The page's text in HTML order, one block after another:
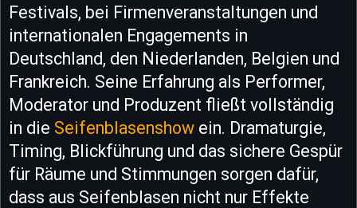
Festivals, bei Firmenveranstaltungen und
internationalen Engagements in
Deutschland, den Niederlanden, Belgien und
Frankreich. Seine Erfahrung als Performer,
Moderator und Produzent fließt vollständig
in die Seifenblasenshow ein. Dramaturgie,
Timing, Blickführung und das sichere Gespür
für Räume und Stimmungen sorgen dafür,
dass aus Seifenblasen nicht nur Effekte